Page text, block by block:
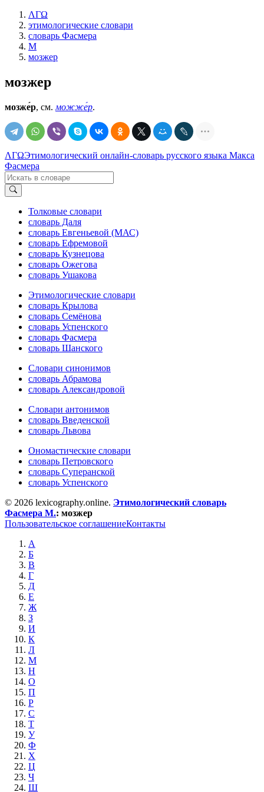
ΛΓΩ
этимологические словари
словарь Фасмера
М
мозжер
мозжер
мозже́р, см. можже́р.
ΛΓΩЭтимологический онлайн-словарь русского языка Макса
Фасмера
Толковые словари
словарь Даля
словарь Евгеньевой (МАС)
словарь Ефремовой
словарь Кузнецова
словарь Ожегова
словарь Ушакова
Этимологические словари
словарь Крылова
словарь Семёнова
словарь Успенского
словарь Фасмера
словарь Шанского
Словари синонимов
словарь Абрамова
словарь Александровой
Словари антонимов
словарь Введенской
словарь Львова
Ономастические словари
словарь Петровского
словарь Суперанской
словарь Успенского
© 2026 lexicography.online. Этимологический словарь
Фасмера М.: мозжер
Пользовательское соглашениеКонтакты
А
Б
В
Г
Д
Е
Ж
З
И
К
Л
М
Н
О
П
Р
С
Т
У
Ф
Х
Ц
Ч
Ш